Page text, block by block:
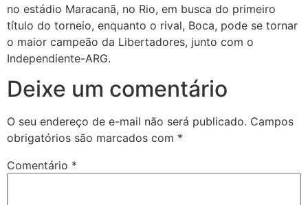
no estádio Maracanã, no Rio, em busca do primeiro
título do torneio, enquanto o rival, Boca, pode se tornar
o maior campeão da Libertadores, junto com o
Independiente-ARG.
Deixe um comentário
O seu endereço de e-mail não será publicado. Campos
obrigatórios são marcados com *
Comentário *